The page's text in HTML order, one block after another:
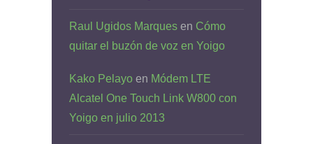
Raul Ugidos Marques en Cómo
quitar el buzón de voz en Yoigo
Kako Pelayo en Módem LTE
Alcatel One Touch Link W800 con
Yoigo en julio 2013